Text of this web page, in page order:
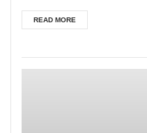
READ MORE